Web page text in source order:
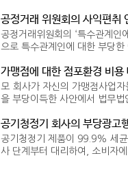
공정거래 위원회의 사익편
공정거래위원회의 ‘특수관계
으로 특수관계인에 대한 부당
가맹점에 대한 점포환경 비용
모 회사가 자신의 가맹점사업
을 부당이득한 사안에서 법무
공기청정기 회사의 부당광고
공기청정기 제품이 99.9% 세
사 단계부터 대리하여, 소비자